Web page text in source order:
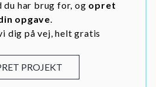
du har brug for, og opret
opgave.
dig på vej, helt gratis
PROJEKT